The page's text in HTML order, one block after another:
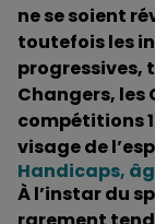
ne se soient
toutefois les
progressives,
Changers, les
compétitions
visage de
Handicaps,
À l’instar du